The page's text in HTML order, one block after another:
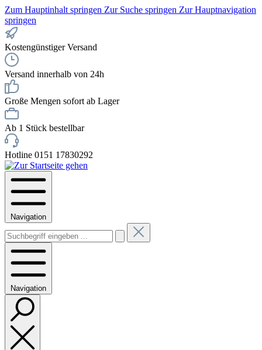
Zum Hauptinhalt springen Zur Suche springen Zur Hauptnavigation
springen
Kostengünstiger Versand
Versand innerhalb von 24h
Große Mengen sofort ab Lager
Ab 1 Stück bestellbar
Hotline 0151 17830292
Navigation
Navigation